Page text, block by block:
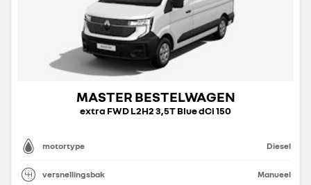
MASTER BESTELWAGEN
extra FWD L2H2 3,5T Blue dCi 150
motortype Diesel
versnellingsbak Manueel